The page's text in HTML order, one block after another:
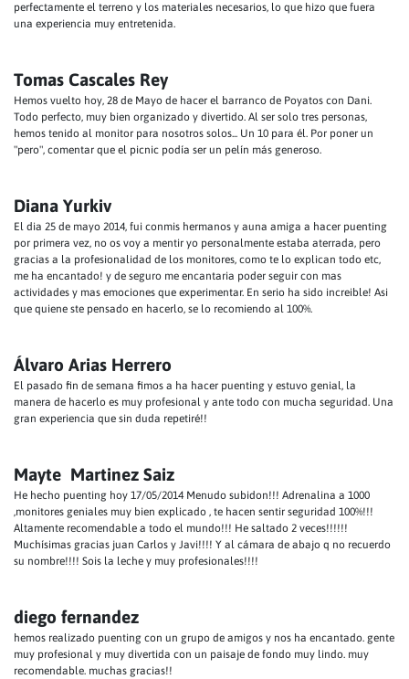
perfectamente el terreno y los materiales necesarios, lo que hizo que fuera
una experiencia muy entretenida.
Tomas Cascales Rey
Hemos vuelto hoy, 28 de Mayo de hacer el barranco de Poyatos con Dani.
Todo perfecto, muy bien organizado y divertido. Al ser solo tres personas,
hemos tenido al monitor para nosotros solos... Un 10 para él. Por poner un
"pero", comentar que el picnic podía ser un pelín más generoso.
Diana Yurkiv
El dia 25 de mayo 2014, fui conmis hermanos y auna amiga a hacer puenting
por primera vez, no os voy a mentir yo personalmente estaba aterrada, pero
gracias a la profesionalidad de los monitores, como te lo explican todo etc,
me ha encantado! y de seguro me encantaria poder seguir con mas
actividades y mas emociones que experimentar. En serio ha sido increible! Asi
que quiene ste pensado en hacerlo, se lo recomiendo al 100%.
Álvaro Arias Herrero
El pasado fin de semana fimos a ha hacer puenting y estuvo genial, la
manera de hacerlo es muy profesional y ante todo con mucha seguridad. Una
gran experiencia que sin duda repetiré!!
Mayte Martinez Saiz
He hecho puenting hoy 17/05/2014 Menudo subidon!!! Adrenalina a 1000
,monitores geniales muy bien explicado , te hacen sentir seguridad 100%!!!
Altamente recomendable a todo el mundo!!! He saltado 2 veces!!!!!!
Muchísimas gracias juan Carlos y Javi!!!! Y al cámara de abajo q no recuerdo
su nombre!!!! Sois la leche y muy profesionales!!!!
diego fernandez
hemos realizado puenting con un grupo de amigos y nos ha encantado. gente
muy profesional y muy divertida con un paisaje de fondo muy lindo. muy
recomendable. muchas gracias!!